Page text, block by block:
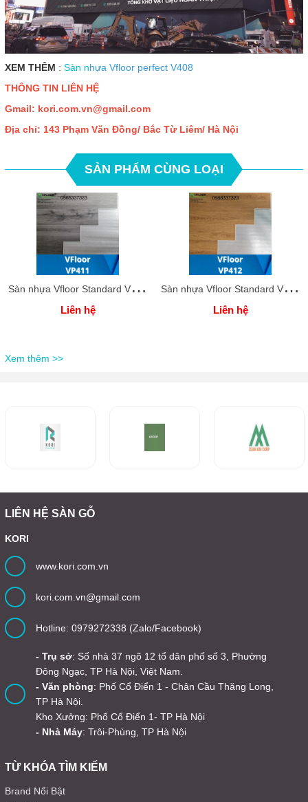
XEM THÊM : Sàn nhựa Vfloor perfect V408
THÔNG TIN LIÊN HỆ
Gmail: kori.com.vn@gmail.com
Địa chỉ: 143 Phạm Văn Đồng/ Bắc Từ Liêm/ Hà Nội
SẢN PHẨM CÙNG LOẠI
S
àn nhựa Vfloor Standard VP411-4mm
Liên hệ
S
àn nhựa Vfloor Standard VP412-4mm
Liên hệ
Xem thêm >>
LIÊN HỆ SÀN GỖ
KORI
www.kori.com.vn
kori.com.vn@gmail.com
Hotline: 0979272338 (Zalo/Facebook)
- Trụ sở: Số nhà 37 ngõ 12 tổ dân phố số 3, Phường
Đông Ngạc, TP Hà Nội, Việt Nam.
- Văn phòng: Phố Cổ Điển 1 - Chân Cầu Thăng Long,
TP Hà Nội.
Kho Xưởng: Phố Cổ Điển 1- TP Hà Nội
- Nhà Máy: Trôi-Phùng, TP Hà Nội
TỪ KHÓA TÌM KIẾM
Brand Nổi Bật